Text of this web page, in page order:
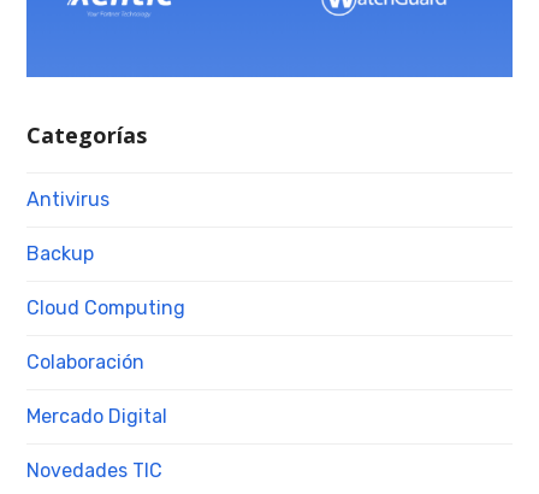
Categorías
Antivirus
Backup
Cloud Computing
Colaboración
Mercado Digital
Novedades TIC